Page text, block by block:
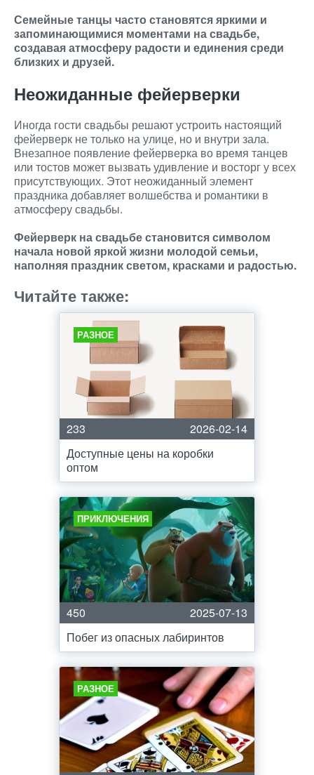
Семейные танцы часто становятся яркими и
запоминающимися моментами на свадьбе,
создавая атмосферу радости и единения среди
близких и друзей.
Неожиданные фейерверки
Иногда гости свадьбы решают устроить настоящий
фейерверк не только на улице, но и внутри зала.
Внезапное появление фейерверка во время танцев
или тостов может вызвать удивление и восторг у всех
присутствующих. Этот неожиданный элемент
праздника добавляет волшебства и романтики в
атмосферу свадьбы.
Фейерверк на свадьбе становится символом
начала новой яркой жизни молодой семьи,
наполняя праздник светом, красками и радостью.
Читайте также:
РАЗНОЕ
233
2026-02-14
Доступные цены на коробки
оптом
ПРИКЛЮЧЕНИЯ
450
2025-07-13
Побег из опасных лабиринтов
РАЗНОЕ